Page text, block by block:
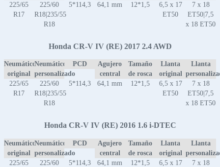
225/65
R17
225/60
R18|235/55
R18
5*114,3 64,1 mm 12*1,5
6,5 x 17
ET50
7 x 18
ET50|7,5
x 18 ET50
Honda CR-V IV (RE) 2017 2.4 AWD
Neumático
original
Neumático
personalizado
PCD
Agujero
central
Tamaño
de rosca
Llanta
original
Llanta
225/65
R17
225/60
R18|235/55
R18
5*114,3 64,1 mm 12*1,5
6,5 x 17
ET50
7 x 18
ET50|7,5
x 18 ET50
Honda CR-V IV (RE) 2016 1.6 i-DTEC
Neumático
original
Neumático
personalizado
PCD
Agujero
central
Tamaño
de rosca
Llanta
original
Llanta
225/65
225/60
5*114,3 64,1 mm 12*1,5
6,5 x 17
7 x 18